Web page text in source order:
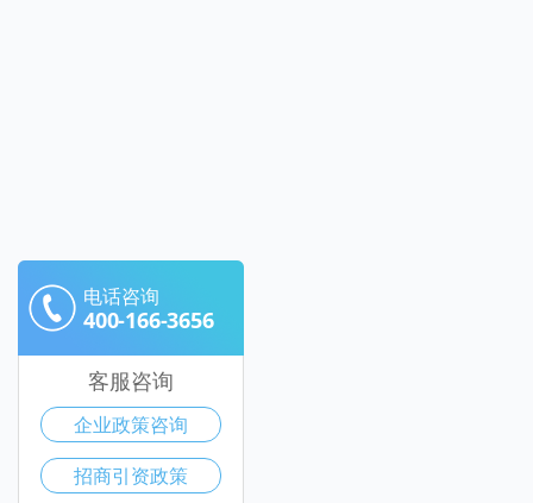
电话咨询
400-166-3656
客服咨询
企业政策咨询
招商引资政策